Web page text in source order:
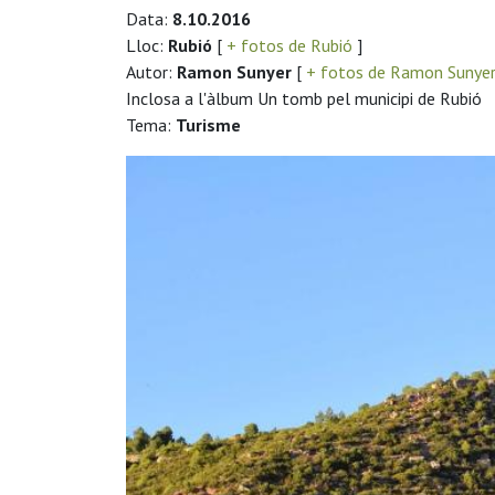
Data: 8.10.2016
Lloc: Rubió [ + fotos de Rubió ]
Autor: Ramon Sunyer [ + fotos de Ramon
Inclosa a l'àlbum Un tomb pel municipi de Rubió
Tema: Turisme